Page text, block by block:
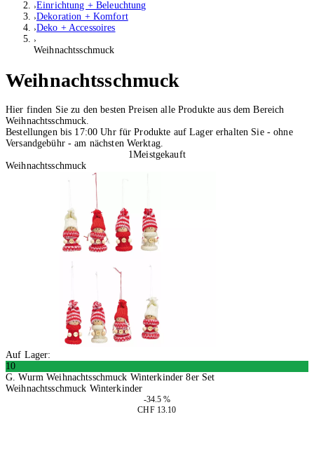
Einrichtung + Beleuchtung
Dekoration + Komfort
Deko + Accessoires
Weihnachtsschmuck
Weihnachtsschmuck
Hier finden Sie zu den besten Preisen alle Produkte aus dem Bereich
Weihnachtsschmuck.
Bestellungen bis 17:00 Uhr für Produkte auf Lager erhalten Sie - ohne
Versandgebühr - am nächsten Werktag.
1Meistgekauft
Weihnachtsschmuck
Auf Lager:
10
G. Wurm Weihnachtsschmuck Winterkinder 8er Set
Weihnachtsschmuck Winterkinder
-34.5 %
CHF 13.10